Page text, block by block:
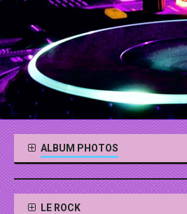
ALBUM PHOTOS
LE ROCK